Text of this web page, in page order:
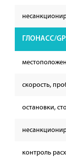
ГЛОНАСС/
скорость,
остановки,
контроль